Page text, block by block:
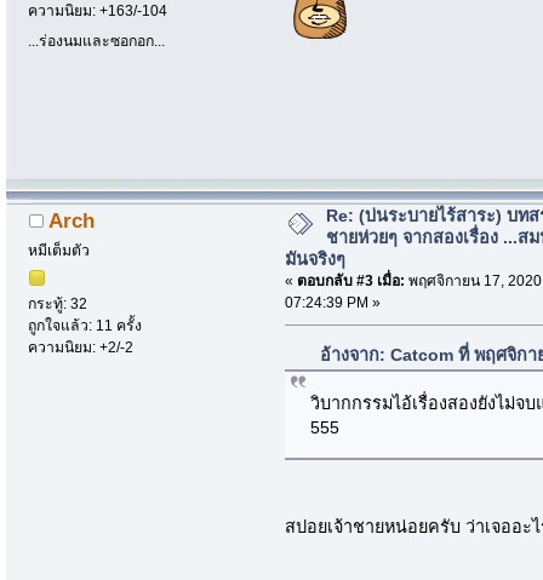
ความนิยม: +163/-104
...ร่องนมและซอกอก...
Arch
หมีเต็มตัว
กระทู้: 32
ถูกใจแล้ว: 11 ครั้ง
ความนิยม: +2/-2
Re: (บ่นระบายไร้สาระ) บท
ชายห่วยๆ จากสองเรื่อง ...ส
มันจริงๆ
« ตอบกลับ #3 เมื่อ: พฤศจิกายน 17,
07:24:39 PM »
อ้างจาก: Catcom ที่ พฤศจิกา
วิบากกรรมไอ้เรื่องสองยังไม่จ
555
สปอยเจ้าชายหน่อยครับ ว่าเจออะ